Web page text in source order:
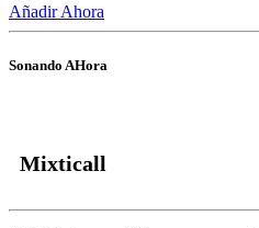
Añadir Ahora
Sonando AHora
Mixticall